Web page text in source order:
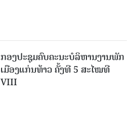
ກອງປະຊຸມຄົບຄະນະບໍລິຫານງານພັກ
ເມືອງແກ່ນ​ທ້າວ ຄັ້ງທີ 5 ສະໄໝທີ
VIII